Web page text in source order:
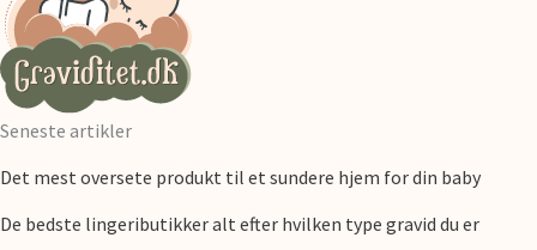
Seneste artikler
Det mest oversete produkt til et sundere hjem for din baby
De bedste lingeributikker alt efter hvilken type gravid du er